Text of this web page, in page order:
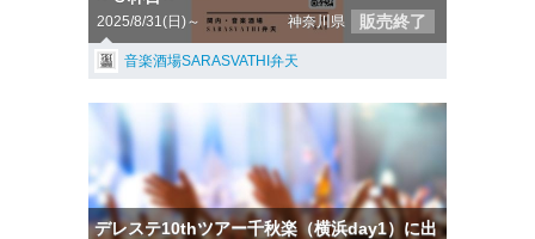
2025/8/31(日)～ 神奈川県 販売終了
音楽酒場SARASVATHI弁天
デレステ10thツアー千秋楽（横浜day1）に出